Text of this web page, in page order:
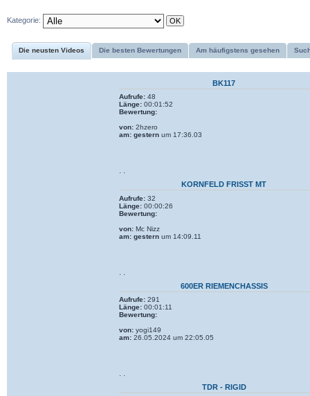
Kategorie:
Die neusten Videos Die besten Bewertungen Am häufigstens gesehen
BK117
Aufrufe:48
Länge:00:01:52
Bewertung:
von:2hzero
am: gesternum 17:36.03
· ·
KORNFELD FRISST MT
Aufrufe:32
Länge:00:00:26
Bewertung:
von:Mc Nizz
am: gesternum 14:09.11
· ·
600ER RIEMENCHASSIS
Aufrufe:291
Länge:00:01:11
Bewertung:
von:yogi149
am:26.05.2024 um 22:05.05
· ·
TDR - RIGID